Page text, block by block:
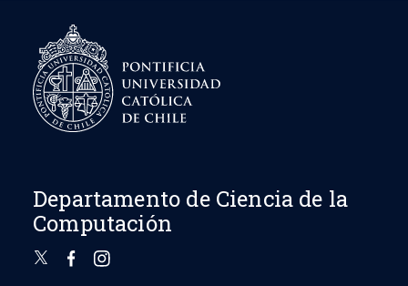
Departamento de Ciencia de la
Computación